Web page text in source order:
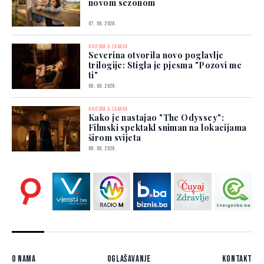
novom sezonom
07. 08. 2026.
KULTURA & ZABAVA
Severina otvorila novo poglavlje
trilogije: Stigla je pjesma "Pozovi me
ti"
06. 08. 2026.
KULTURA & ZABAVA
Kako je nastajao "The Odyssey":
Filmski spektakl sniman na lokacijama
širom svijeta
06. 08. 2026.
O nama Oglašavanje Kontakt